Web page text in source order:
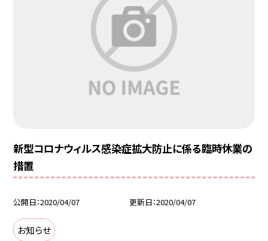
新型コロナウィルス感染症拡大防止に係る臨時休業の
措置
公開日 2020/04/07 更新日 2020/04/07
お知らせ